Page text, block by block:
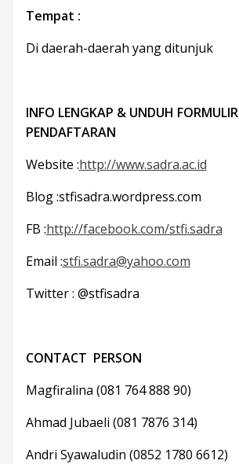
Tempat :
Di daerah-daerah yang ditunjuk
INFO LENGKAP & UNDUH FORMULIR
PENDAFTARAN
Website :http://www.sadra.ac.id
Blog :stfisadra.wordpress.com
FB :http://facebook.com/stfi.sadra
Email :stfi.sadra@yahoo.com
Twitter : @stfisadra
CONTACT PERSON
Magfiralina (081 764 888 90)
Ahmad Jubaeli (081 7876 314)
Andri Syawaludin (0852 1780 6612)